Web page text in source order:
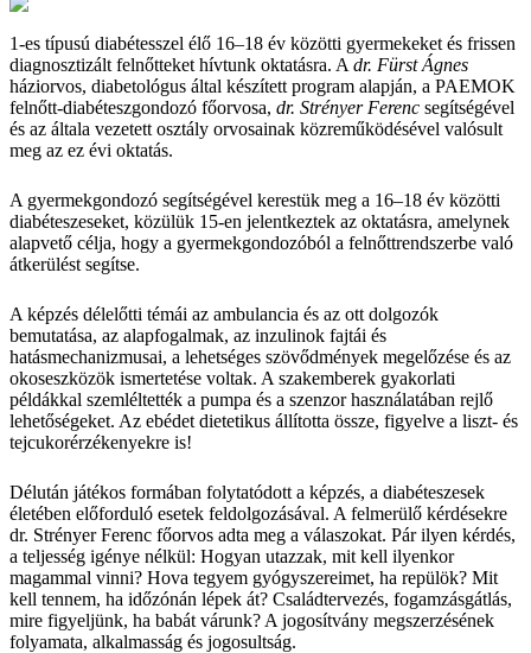
1-es típusú diabétesszel élő 16–18 év közötti gyermekeket és frissen
diagnosztizált felnőtteket hívtunk oktatásra. A dr. Fürst Ágnes
háziorvos, diabetológus által készített program alapján, a PAEMOK
felnőtt-diabéteszgondozó főorvosa, dr. Strényer Ferenc segítségével
és az általa vezetett osztály orvosainak közreműködésével valósult
meg az ez évi oktatás.
A gyermekgondozó segítségével kerestük meg a 16–18 év közötti
diabéteszeseket, közülük 15-en jelentkeztek az oktatásra, amelynek
alapvető célja, hogy a gyermekgondozóból a felnőttrendszerbe való
átkerülést segítse.
A képzés délelőtti témái az ambulancia és az ott dolgozók
bemutatása, az alapfogalmak, az inzulinok fajtái és
hatásmechanizmusai, a lehetséges szövődmények megelőzése és az
okoseszközök ismertetése voltak. A szakemberek gyakorlati
példákkal szemléltették a pumpa és a szenzor használatában rejlő
lehetőségeket. Az ebédet dietetikus állította össze, figyelve a liszt- és
tejcukorérzékenyekre is!
Délután játékos formában folytatódott a képzés, a diabéteszesek
életében előforduló esetek feldolgozásával. A felmerülő kérdésekre
dr. Strényer Ferenc főorvos adta meg a válaszokat. Pár ilyen kérdés,
a teljesség igénye nélkül: Hogyan utazzak, mit kell ilyenkor
magammal vinni? Hova tegyem gyógyszereimet, ha repülök? Mit
kell tennem, ha időzónán lépek át? Családtervezés, fogamzásgátlás,
mire figyeljünk, ha babát várunk? A jogosítvány megszerzésének
folyamata, alkalmasság és jogosultság.